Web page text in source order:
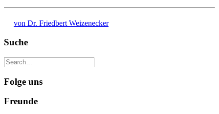
von Dr. Friedbert Weizenecker
Suche
Folge uns
Freunde